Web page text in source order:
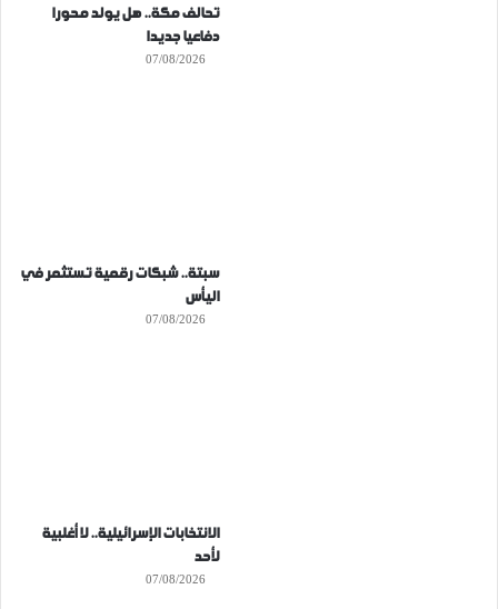
تحالف مكة.. هل يولد محورا
دفاعيا جديدا
07/08/2026
سبتة.. شبكات رقمية تستثمر في
اليأس
07/08/2026
الانتخابات الإسرائيلية.. لا أغلبية
لأحد
07/08/2026